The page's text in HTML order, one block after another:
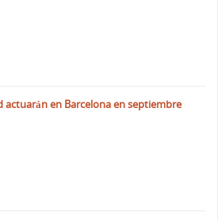
actuarán en Barcelona en septiembre